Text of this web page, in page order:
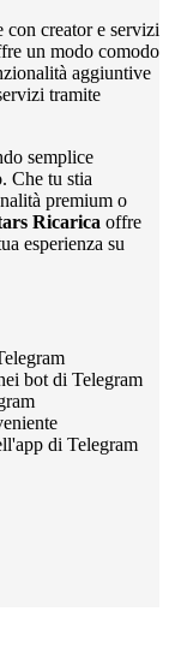
con creator e servizi
un modo comodo
aggiuntive
tramite
semplice
Che tu stia
premium o
Ricarica offre
esperienza su
bot di Telegram
di Telegram